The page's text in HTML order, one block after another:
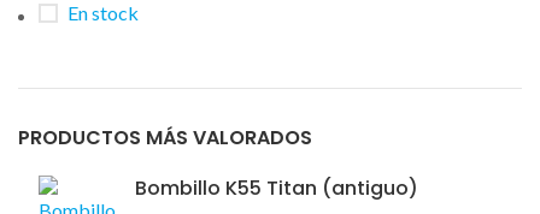
En stock
PRODUCTOS MÁS VALORADOS
Bombillo K55 Titan (antiguo)